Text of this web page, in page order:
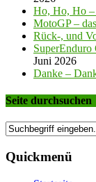
Ho, Ho, Ho –
MotoGP –
Rück-, und
SuperEnduro
Juni 2026
Danke –
Seite durchsuchen
Quickmenü